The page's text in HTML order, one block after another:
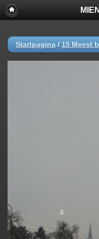
Startpagina / 15 Meest